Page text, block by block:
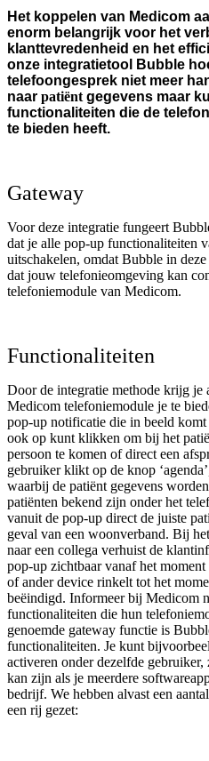
Het koppelen van Medicom
enorm belangrijk voor het
klanttevredenheid en het
onze integratietool Bubble
telefoongesprek niet meer
naar patiënt gegevens maar
functionaliteiten die de
te bieden heeft.
Gateway
Voor deze integratie fungeert
dat je alle pop-up functionaliteiten
uitschakelen, omdat Bubble in
dat jouw telefonieomgeving kan
telefoniemodule van Medicom.
Functionaliteiten
Door de integratie methode krijg je
Medicom telefoniemodule je te
pop-up notificatie die in beeld
ook op kunt klikken om bij het
persoon te komen of direct een
gebruiker klikt op de knop
waarbij de patiënt gegevens
patiënten bekend zijn onder het
vanuit de pop-up direct de juiste
geval van een woonverband. Bij
naar een collega verhuist de
pop-up zichtbaar vanaf het
of ander device rinkelt tot het
beëindigd. Informeer bij Medicom
functionaliteiten die hun
genoemde gateway functie is
functionaliteiten. Je kunt
activeren onder dezelfde
kan zijn als je meerdere
bedrijf. We hebben alvast een
een rij gezet: